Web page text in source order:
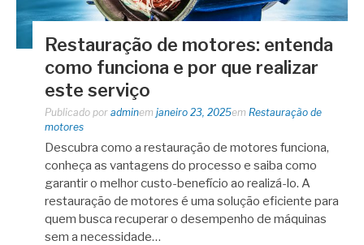
Restauração de motores: entenda
como funciona e por que realizar
este serviço
Publicado por adminem janeiro 23, 2025em Restauração de
motores
Descubra como a restauração de motores funciona,
conheça as vantagens do processo e saiba como
garantir o melhor custo-benefício ao realizá-lo. A
restauração de motores é uma solução eficiente para
quem busca recuperar o desempenho de máquinas
sem a necessidade…